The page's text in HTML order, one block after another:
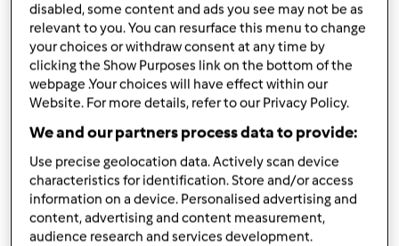
Ingredientes
Bacalhau com dois purés
4
400g batata,em rodelas
300gcenoura,em rodelas
400gcouve-flor
400gbrócolos
400gBebida de arroz
disabled, some content and ads you see may not be as
relevant to you. You can resurface this menu to change
your choices or withdraw consent at any time by
clicking the Show Purposes link on the bottom of the
webpage .Your choices will have effect within our
Website. For more details, refer to our Privacy Policy.
We and our partners process data to provide:
Use precise geolocation data. Actively scan device
characteristics for identification. Store and/or access
information on a device. Personalised advertising and
content, advertising and content measurement,
audience research and services development.